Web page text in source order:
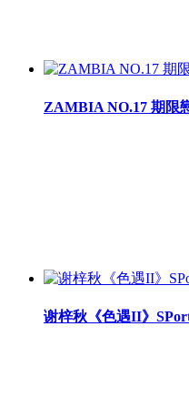
ZAMBIA NO.17 期限
谢梓秋《色遇II》